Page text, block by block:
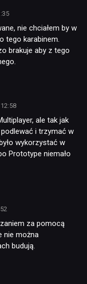
nie chciałem by w
tego karabinem.
brakuje aby z tego
ale tak jak
i trzymać w
wykorzystać w
Prototype niemało
za pomocą
nie można
budują.